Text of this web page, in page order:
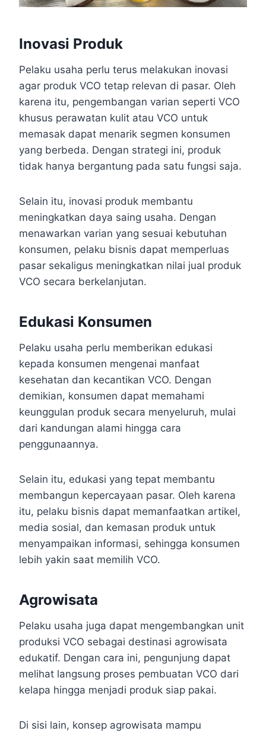
Inovasi Produk
Pelaku usaha perlu terus melakukan inovasi
agar produk VCO tetap relevan di pasar. Oleh
karena itu, pengembangan varian seperti VCO
khusus perawatan kulit atau VCO untuk
memasak dapat menarik segmen konsumen
yang berbeda. Dengan strategi ini, produk
tidak hanya bergantung pada satu fungsi saja.
Selain itu, inovasi produk membantu
meningkatkan daya saing usaha. Dengan
menawarkan varian yang sesuai kebutuhan
konsumen, pelaku bisnis dapat memperluas
pasar sekaligus meningkatkan nilai jual produk
VCO secara berkelanjutan.
Edukasi Konsumen
Pelaku usaha perlu memberikan edukasi
kepada konsumen mengenai manfaat
kesehatan dan kecantikan VCO. Dengan
demikian, konsumen dapat memahami
keunggulan produk secara menyeluruh, mulai
dari kandungan alami hingga cara
penggunaannya.
Selain itu, edukasi yang tepat membantu
membangun kepercayaan pasar. Oleh karena
itu, pelaku bisnis dapat memanfaatkan artikel,
media sosial, dan kemasan produk untuk
menyampaikan informasi, sehingga konsumen
lebih yakin saat memilih VCO.
Agrowisata
Pelaku usaha juga dapat mengembangkan unit
produksi VCO sebagai destinasi agrowisata
edukatif. Dengan cara ini, pengunjung dapat
melihat langsung proses pembuatan VCO dari
kelapa hingga menjadi produk siap pakai.
Di sisi lain, konsep agrowisata mampu